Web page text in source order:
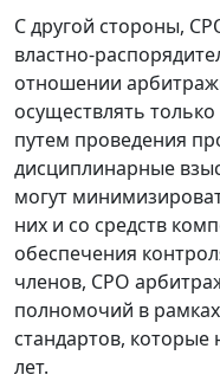
С другой стороны,
властно-
отношении
осуществлять
путем проведения
дисциплинарные
могут
них и со средств
обеспечения
членов, СРО
полномочий в
стандартов,
лет.